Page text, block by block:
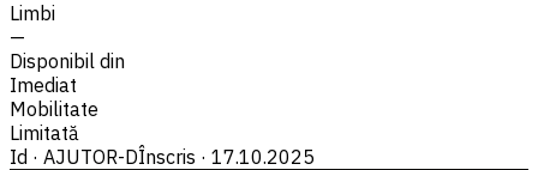
Limbi
—
Disponibil din
Imediat
Mobilitate
Limitată
Id · AJUTOR-DÎnscris · 17.10.2025